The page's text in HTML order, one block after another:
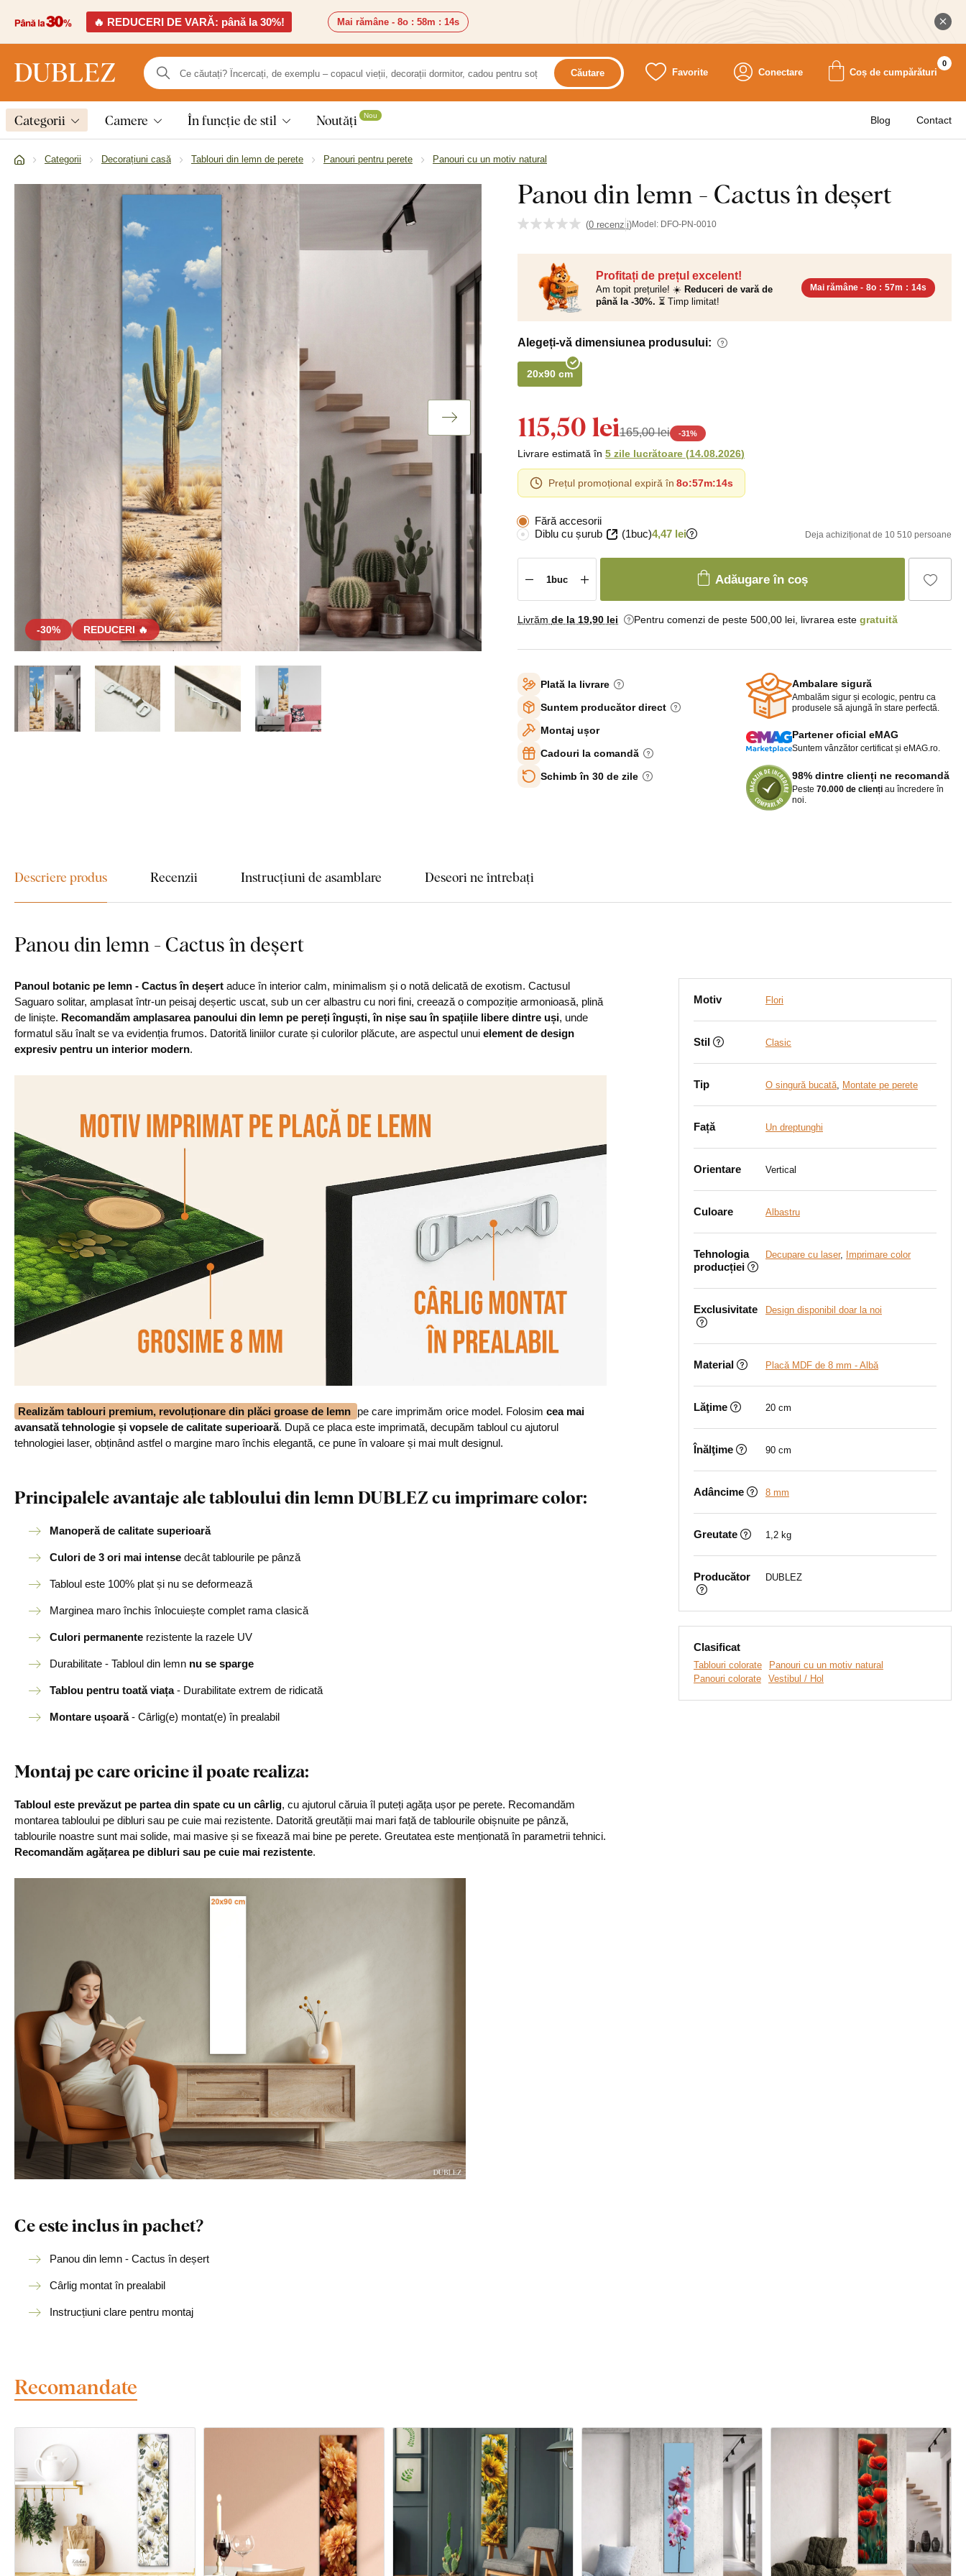
🔥 REDUCERI DE VARĂ: până la 30%! Mai rămâne - 8o : 58m : 12s
Căutare Favorite Conectare Coș de cumpărături
0
Categorii Camere În funcție de stil Noutăți Nou Blog Contact
Categorii Decorațiuni casă Tablouri din lemn de perete Panouri pentru perete Panouri cu un motiv natural
Panou din lemn - Cactus în deșert
(0 recenzii)Model: DFO-PN-0010
-30% REDUCERI 🔥
Profitați de prețul excelent!
Am topit prețurile! ☀️ Reduceri de vară de
până la -30%. ⏳ Timp limitat!
Mai rămâne - 8o : 57m : 13s
Alegeți-vă dimensiunea produsului:
20x90 cm
115,50 lei165,00 lei -31%
Livrare estimată în 5 zile lucrătoare (14.08.2026)
Prețul promoțional expiră în 8o:57m:13s
Fără accesorii
Diblu cu șurub
(1buc)4,47 lei Deja achiziționat de 10 510 persoane
Adăugare în coș
Livrăm de la 19,90 lei Pentru comenzi de peste 500,00 lei, livrarea este gratuită
Plată la livrare
Suntem producător direct
Montaj ușor
Cadouri la comandă
Schimb în 30 de zile
Ambalare sigură
Ambalăm sigur și ecologic, pentru ca
produsele să ajungă în stare perfectă.
Partener oficial eMAG
Suntem vânzător certificat și eMAG.ro.
98% dintre clienți ne recomandă
Peste 70.000 de clienți au încredere în
noi.
Descriere produs Recenzii Instrucțiuni de asamblare Deseori ne întrebați
Panou din lemn - Cactus în deșert
Panoul botanic pe lemn - Cactus în deșert aduce în interior calm, minimalism și o notă delicată de exotism. Cactusul
Saguaro solitar, amplasat într-un peisaj deșertic uscat, sub un cer albastru cu nori fini, creează o compoziție armonioasă, plină
de liniște. Recomandăm amplasarea panoului din lemn pe pereți înguști, în nișe sau în spațiile libere dintre uși, unde
formatul său înalt se va evidenția frumos. Datorită liniilor curate și culorilor plăcute, are aspectul unui element de design
expresiv pentru un interior modern.
Realizăm tablouri premium, revoluționare din plăci groase de lemn pe care imprimăm orice model. Folosim cea mai
avansată tehnologie și vopsele de calitate superioară. După ce placa este imprimată, decupăm tabloul cu ajutorul
tehnologiei laser, obținând astfel o margine maro închis elegantă, ce pune în valoare și mai mult designul.
Principalele avantaje ale tabloului din lemn DUBLEZ cu imprimare color:
Manoperă de calitate superioară
Culori de 3 ori mai intense decât tablourile pe pânză
Tabloul este 100% plat și nu se deformează
Marginea maro închis înlocuiește complet rama clasică
Culori permanente rezistente la razele UV
Durabilitate - Tabloul din lemn nu se sparge
Tablou pentru toată viața- Durabilitate extrem de ridicată
Montare ușoară- Cârlig(e) montat(e) în prealabil
Montaj pe care oricine îl poate realiza:
Tabloul este prevăzut pe partea din spate cu un cârlig, cu ajutorul căruia îl puteți agăța ușor pe perete. Recomandăm
montarea tabloului pe dibluri sau pe cuie mai rezistente. Datorită greutății mai mari față de tablourile obișnuite pe pânză,
tablourile noastre sunt mai solide, mai masive și se fixează mai bine pe perete. Greutatea este menționată în parametrii tehnici.
Recomandăm agățarea pe dibluri sau pe cuie mai rezistente.
Ce este inclus în pachet?
Panou din lemn - Cactus în deșert
Cârlig montat în prealabil
Instrucțiuni clare pentru montaj
Motiv Flori
Stil Clasic
Tip O singură bucată, Montate pe perete
Față Un dreptunghi
Orientare Vertical
Culoare Albastru
Tehnologia
producției
Decupare cu laser, Imprimare color
Exclusivitate Design disponibil doar la noi
Material Placă MDF de 8 mm - Albă
Lăţime 20 cm
Înălţime 90 cm
Adâncime 8 mm
Greutate 1,2 kg
Producător DUBLEZ
Clasificat
Tablouri colorate
Panouri cu un motiv natural
Panouri colorate
Vestibul / Hol
Recomandate